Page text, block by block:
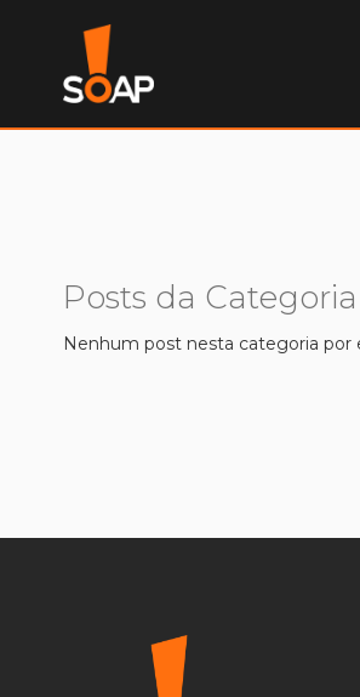
Posts da Categoria
Nenhum post nesta categoria por